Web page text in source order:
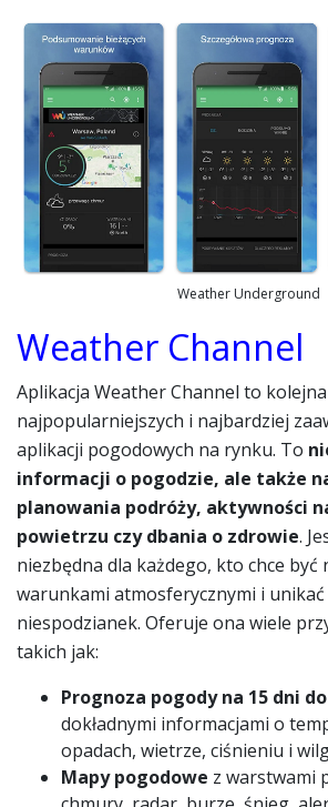
Weather Underground
Weather Channel
Aplikacja Weather Channel to
najpopularniejszych i najbardziej
aplikacji pogodowych na rynku. To
informacji o pogodzie, ale także
planowania podróży, aktywności
powietrzu czy dbania o zdrowie.
niezbędna dla każdego, kto chce być
warunkami atmosferycznymi i
niespodzianek. Oferuje ona wiele
takich jak:
Prognoza pogody na 15 dni
dokładnymi informacjami o
opadach, wietrze, ciśnieniu i
Mapy pogodowe z warstwami